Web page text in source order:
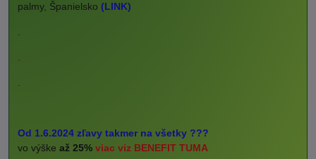
palmy, Španielsko (LINK)
Od 1.6.2024 zľavy takmer na všetky ???
vo výške až 25% viac viz BENEFIT TUMA